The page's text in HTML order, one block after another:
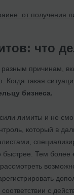
от получения
что
причинам,
такая
бизнеса.
лимиты и не
который в
быстрее. Тем
с